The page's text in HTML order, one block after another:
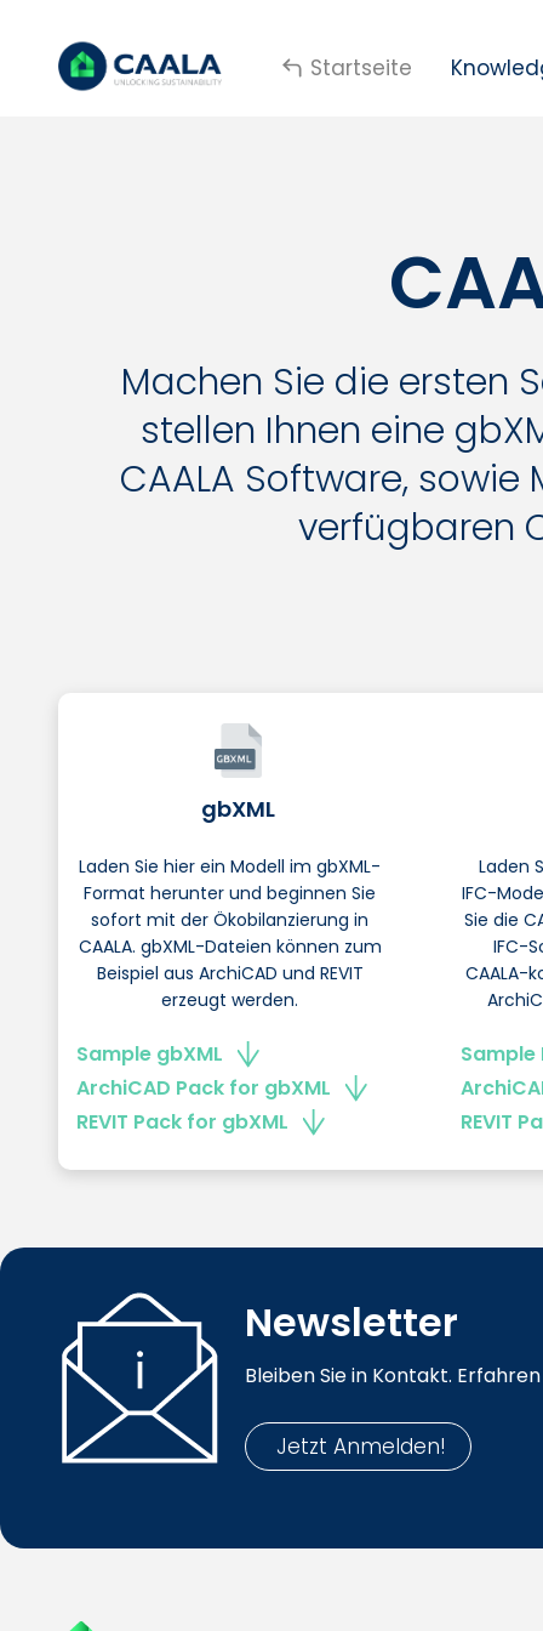
Startseite
Machen Sie die ersten
stellen Ihnen eine
CAALA Software,
verfügbaren
gbXML
Laden Sie hier ein Modell im gbXML-
Format herunter und beginnen Sie
sofort mit der Ökobilanzierung in
CAALA. gbXML-Dateien können zum
Beispiel aus ArchiCAD und REVIT
erzeugt werden.
Sample gbXML
ArchiCAD Pack for gbXML
REVIT Pack for gbXML
Laden
IFC-
Sie die
IFC-
CAALA-
Sample
REVIT
Newsletter
Bleiben Sie in Kontakt.
Jetzt Anmelden!